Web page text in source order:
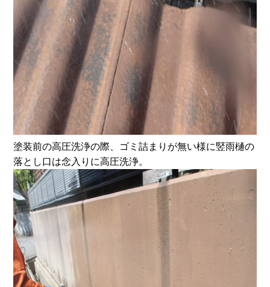
塗装前の高圧洗浄の際、ゴミ詰まりが無い様に竪雨樋の
落とし口は念入りに高圧洗浄。